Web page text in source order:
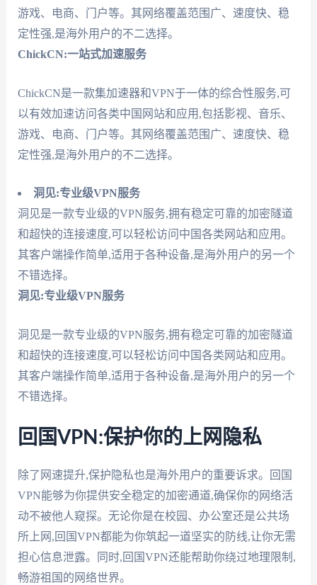
游戏、电商、门户等。其网络覆盖范围广、速度快、稳
定性强,是海外用户的不二选择。
ChickCN:一站式加速服务
ChickCN是一款集加速器和VPN于一体的综合性服务,可
以有效加速访问各类中国网站和应用,包括影视、音乐、
游戏、电商、门户等。其网络覆盖范围广、速度快、稳
定性强,是海外用户的不二选择。
洞见:专业级VPN服务
洞见是一款专业级的VPN服务,拥有稳定可靠的加密隧道
和超快的连接速度,可以轻松访问中国各类网站和应用。
其客户端操作简单,适用于各种设备,是海外用户的另一个
不错选择。
洞见:专业级VPN服务
洞见是一款专业级的VPN服务,拥有稳定可靠的加密隧道
和超快的连接速度,可以轻松访问中国各类网站和应用。
其客户端操作简单,适用于各种设备,是海外用户的另一个
不错选择。
回国VPN:保护你的上网隐私
除了网速提升,保护隐私也是海外用户的重要诉求。回国
VPN能够为你提供安全稳定的加密通道,确保你的网络活
动不被他人窥探。无论你是在校园、办公室还是公共场
所上网,回国VPN都能为你筑起一道坚实的防线,让你无需
担心信息泄露。同时,回国VPN还能帮助你绕过地理限制,
畅游祖国的网络世界。